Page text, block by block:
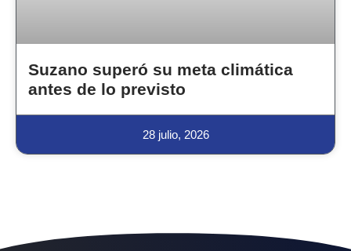
Suzano superó su meta climática
antes de lo previsto
28 julio, 2026